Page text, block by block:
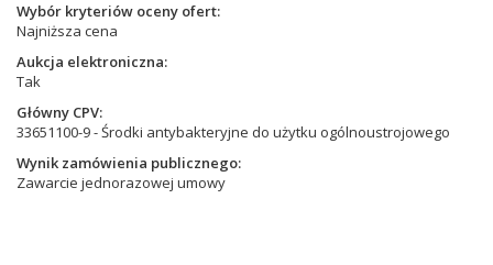
Wybór kryteriów oceny ofert
Najniższa cena
Aukcja elektroniczna
Tak
Główny CPV
33651100-9 - Środki antybakteryjne do użytku ogólnoustrojowego
Wynik zamówienia publicznego
Zawarcie jednorazowej umowy